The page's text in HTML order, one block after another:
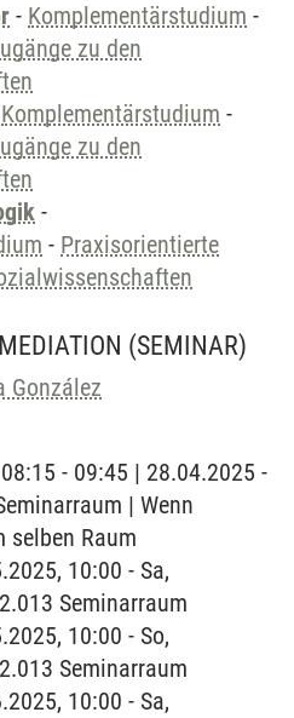
- Komplementärstudium -
zu den
Komplementärstudium -
zu den
-
- Praxisorientierte
(SEMINAR)
González
- 09:45 | 28.04.2025 -
| Wenn
selben Raum
10:00 - Sa,
Seminarraum
10:00 - So,
Seminarraum
10:00 - Sa,